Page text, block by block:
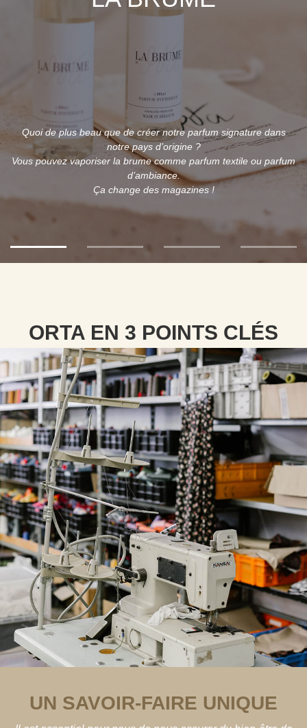
Quoi de plus beau que de créer notre parfum signature dans
notre pays d’origine ?
Vous pouvez vaporiser la brume comme parfum textile ou parfum
d’ambiance.
Ça change des magazines !
ORTA EN 3 POINTS CLÉS
UN SAVOIR-FAIRE UNIQUE